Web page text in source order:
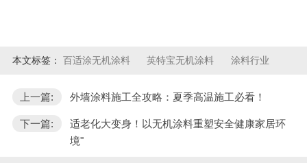
本文标签： 百适涂无机涂料 英特宝无机涂料 涂料行业
上一篇: 外墙涂料施工全攻略：夏季高温施工必看！
下一篇:
适老化大变身！以无机涂料重塑安全健康家居环
境"